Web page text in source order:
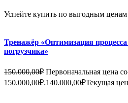
Успейте купить по выгодным ценам
Тренажёр «Оптимизация
погрузчика»
150.000,00₽ Первоначальная цена
150.000,00₽.140.000,00₽Текущая